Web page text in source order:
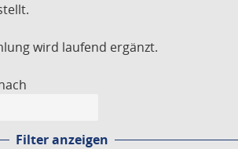
wird laufend ergänzt.
Filter anzeigen